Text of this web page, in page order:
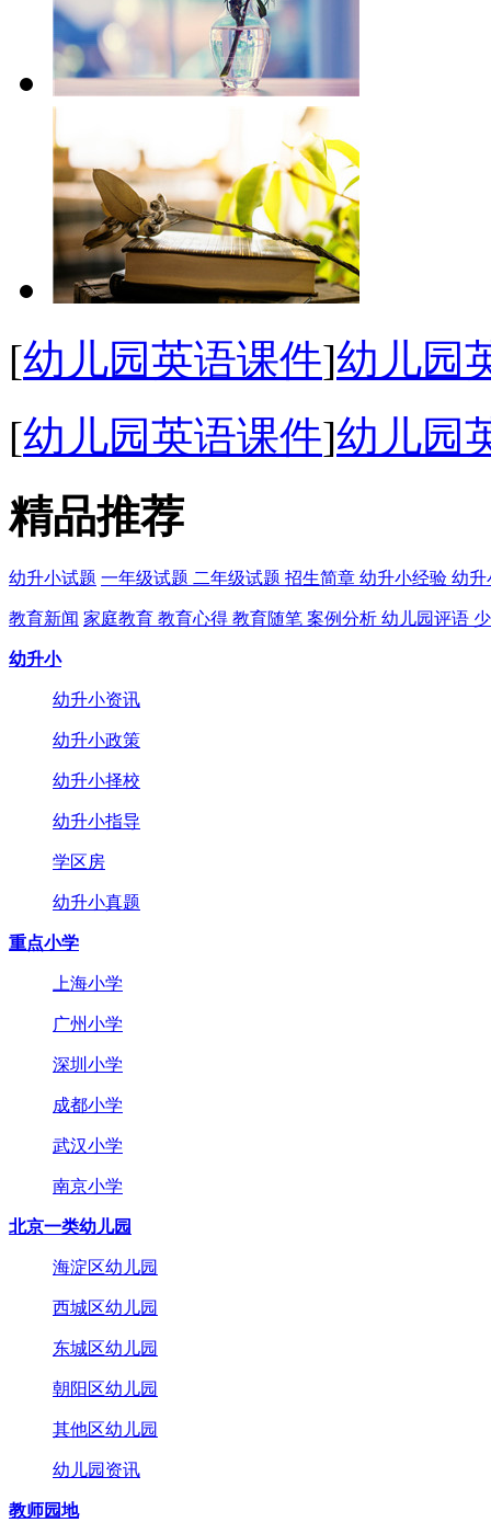
[幼儿园英语课件]幼儿园
[幼儿园英语课件]幼儿园
精品推荐
幼升小试题 一年级试题 二年级试题 招生简章 幼升小经验 幼升
教育新闻 家庭教育 教育心得 教育随笔 案例分析 幼儿园评语
幼升小
幼升小资讯
幼升小政策
幼升小择校
幼升小指导
学区房
幼升小真题
重点小学
上海小学
广州小学
深圳小学
成都小学
武汉小学
南京小学
北京一类幼儿园
海淀区幼儿园
西城区幼儿园
东城区幼儿园
朝阳区幼儿园
其他区幼儿园
幼儿园资讯
教师园地